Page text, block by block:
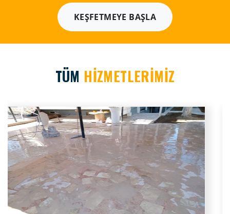
KEŞFETMEYE BAŞLA
TÜM HİZMETLERİMİZ